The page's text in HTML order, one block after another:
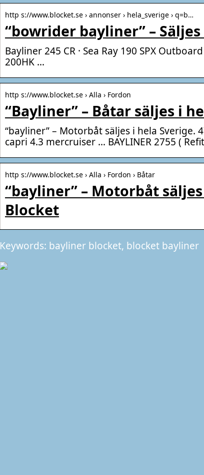
http s://www.blocket.se › annonser › hela_sverige › q=b…
“bowrider bayliner” –
Bayliner 245 CR · Sea Ray 190 SPX
200HK …
http s://www.blocket.se › Alla › Fordon
“Bayliner” – Båtar säljes i
“bayliner” – Motorbåt säljes i hela Sverige.
capri 4.3 mercruiser … BAYLINER 2755 (
http s://www.blocket.se › Alla › Fordon › Båtar
“bayliner” – Motorbåt
Blocket
Keywords: bayliner blocket, blocket bayliner